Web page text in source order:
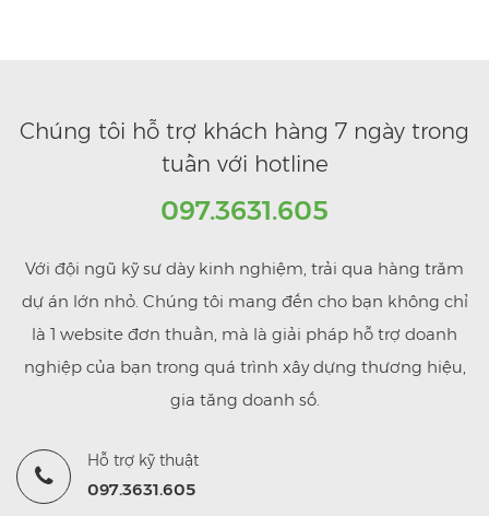
Chúng tôi hỗ trợ khách hàng 7 ngày trong
tuần với hotline
097.3631.605
Với đội ngũ kỹ sư dày kinh nghiệm, trải qua hàng trăm
dự án lớn nhỏ. Chúng tôi mang đến cho bạn không chỉ
là 1 website đơn thuần, mà là giải pháp hỗ trợ doanh
nghiệp của bạn trong quá trình xây dựng thương hiệu,
gia tăng doanh số.
Hỗ trợ kỹ thuật
097.3631.605